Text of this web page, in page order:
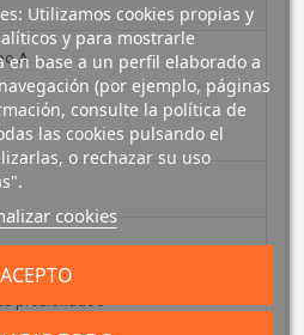
A
Utilizamos cookies propias y
y para mostrarle
base a un perfil elaborado a
(por ejemplo, páginas
consulte la política de
las cookies pulsando el
o rechazar su uso
cookies
ACEPTO